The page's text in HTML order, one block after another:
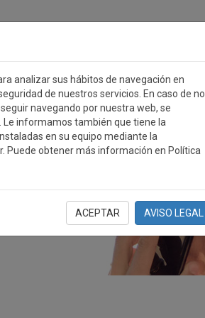
analizar sus hábitos de navegación en
de nuestros servicios. En caso de no
navegando por nuestra web, se
informamos también que tiene la
en su equipo mediante la
Puede obtener más información en Política
ACEPTAR AVISO LEGAL
PLACAS REGALOS